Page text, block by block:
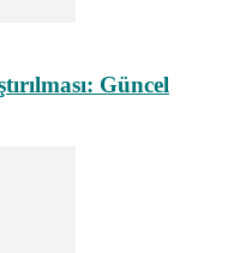
Güncel